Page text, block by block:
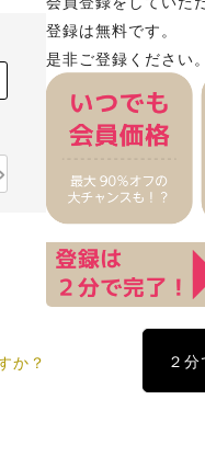
か？
登録は無料です。
是非ご登録ください。
２